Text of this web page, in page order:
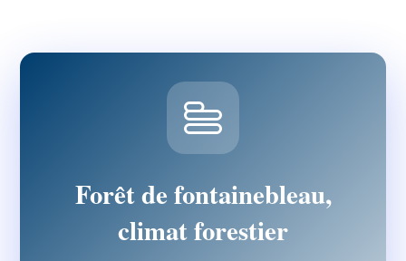
Forêt de fontainebleau,
climat forestier